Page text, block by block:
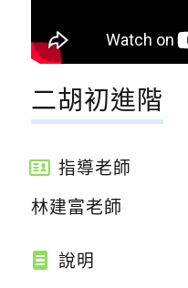
二胡初進階
指導老師
林建富老師
說明